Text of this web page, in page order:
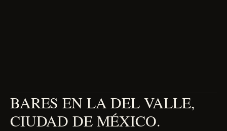
BARES EN LA DEL VALLE,
CIUDAD DE MÉXICO.